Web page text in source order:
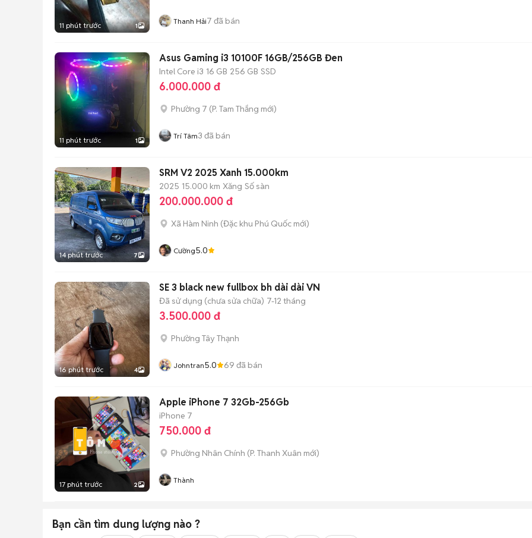
11 phút trước 1 Thanh Hải7 đã bán
11 phút trước 1
Asus Gaming i3 10100F 16GB/256GB Đen
Intel Core i3 16 GB 256 GB SSD
6.000.000 đ
Phường 7 (P. Tam Thắng mới)
Trí Tâm3 đã bán
14 phút trước 7
SRM V2 2025 Xanh 15.000km
2025 15.000 km Xăng Số sàn
200.000.000 đ
Xã Hàm Ninh (Đặc khu Phú Quốc mới)
Cường5.0
16 phút trước 4
SE 3 black new fullbox bh dài dài VN
Đã sử dụng (chưa sửa chữa) 7-12 tháng
3.500.000 đ
Phường Tây Thạnh
Johntran5.0 69 đã bán
17 phút trước 2
Apple iPhone 7 32Gb-256Gb
iPhone 7
750.000 đ
Phường Nhân Chính (P. Thanh Xuân mới)
Thành
Bạn cần tìm dung lượng nào ?